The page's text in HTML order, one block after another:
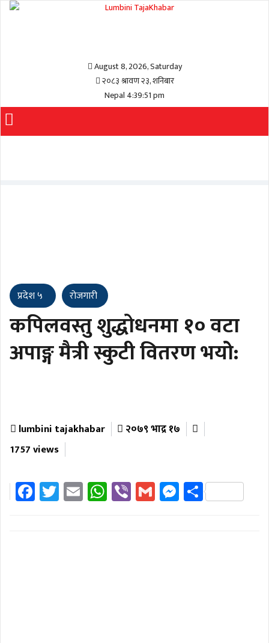
August 8, 2026, Saturday
२०८३ श्रावण २३, शनिबार
Nepal 4:39:51 pm
प्रदेश ५ रोजगारी
कपिलवस्तु शुद्धोधनमा १० वटा
अपाङ्ग मैत्री स्कुटी वितरण भयोे:
lumbini tajakhabar
२०७९ भाद्र १७
1757 views
Facebook
Twitter
EmailWhatsApp
ViberGmailMessenger
Share